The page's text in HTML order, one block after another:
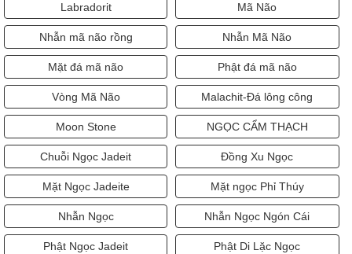
Labradorit Mã Não
Nhẫn mã não rồng Nhẫn Mã Não
Mặt đá mã não Phật đá mã não
Vòng Mã Não Malachit-Đá lông công
Moon Stone NGỌC CẨM THẠCH
Chuỗi Ngọc Jadeit Đồng Xu Ngọc
Mặt Ngọc Jadeite Mặt ngọc Phỉ Thúy
Nhẫn Ngọc Nhẫn Ngọc Ngón Cái
Phật Ngọc Jadeit Phật Di Lặc Ngọc